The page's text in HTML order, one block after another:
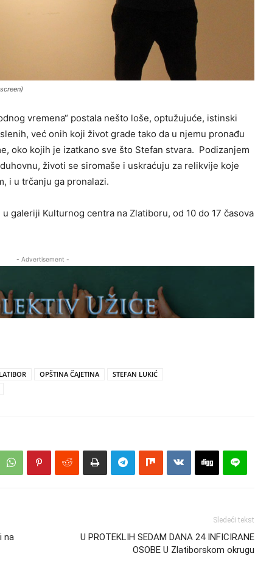
vremena“ postala nešto loše, optužujuće, istinski
već onih koji život grade tako da u njemu pronađu
oko kojih je izatkano sve što Stefan stvara. Podizanjem
životi se siromaše i uskraćuju za relikvije koje
i u trčanju ga pronalazi.
galeriji Kulturnog centra na Zlatiboru, od 10 do 17 časova
- Advertisement -
OPŠTINA ČAJETINA
STEFAN LUKIĆ
na
Sledeći tekst
U PROTEKLIH SEDAM DANA 24 INFICIRANE
OSOBE U Zlatiborskom okrugu